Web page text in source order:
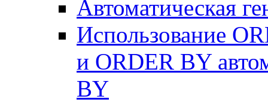
Автоматическая
Использование
и ORDER BY
BY